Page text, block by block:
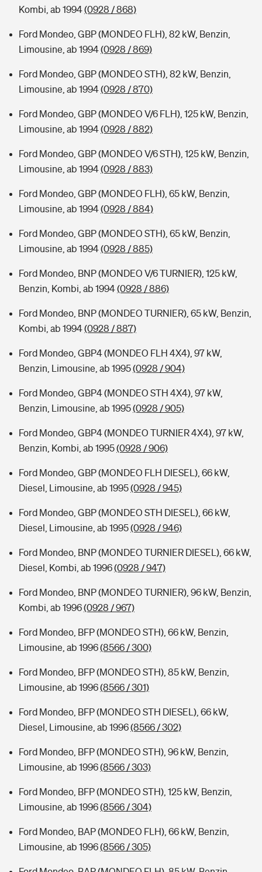
Kombi, ab 1994(0928 / 868)
Ford Mondeo, GBP (MONDEO FLH), 82 kW, Benzin,
Limousine, ab 1994(0928 / 869)
Ford Mondeo, GBP (MONDEO STH), 82 kW, Benzin,
Limousine, ab 1994(0928 / 870)
Ford Mondeo, GBP (MONDEO V/6 FLH), 125 kW, Benzin,
Limousine, ab 1994(0928 / 882)
Ford Mondeo, GBP (MONDEO V/6 STH), 125 kW, Benzin,
Limousine, ab 1994(0928 / 883)
Ford Mondeo, GBP (MONDEO FLH), 65 kW, Benzin,
Limousine, ab 1994(0928 / 884)
Ford Mondeo, GBP (MONDEO STH), 65 kW, Benzin,
Limousine, ab 1994(0928 / 885)
Ford Mondeo, BNP (MONDEO V/6 TURNIER), 125 kW,
Benzin, Kombi, ab 1994(0928 / 886)
Ford Mondeo, BNP (MONDEO TURNIER), 65 kW, Benzin,
Kombi, ab 1994(0928 / 887)
Ford Mondeo, GBP4 (MONDEO FLH 4X4), 97 kW,
Benzin, Limousine, ab 1995(0928 / 904)
Ford Mondeo, GBP4 (MONDEO STH 4X4), 97 kW,
Benzin, Limousine, ab 1995(0928 / 905)
Ford Mondeo, GBP4 (MONDEO TURNIER 4X4), 97 kW,
Benzin, Kombi, ab 1995(0928 / 906)
Ford Mondeo, GBP (MONDEO FLH DIESEL), 66 kW,
Diesel, Limousine, ab 1995(0928 / 945)
Ford Mondeo, GBP (MONDEO STH DIESEL), 66 kW,
Diesel, Limousine, ab 1995(0928 / 946)
Ford Mondeo, BNP (MONDEO TURNIER DIESEL), 66 kW,
Diesel, Kombi, ab 1996(0928 / 947)
Ford Mondeo, BNP (MONDEO TURNIER), 96 kW, Benzin,
Kombi, ab 1996(0928 / 967)
Ford Mondeo, BFP (MONDEO STH), 66 kW, Benzin,
Limousine, ab 1996(8566 / 300)
Ford Mondeo, BFP (MONDEO STH), 85 kW, Benzin,
Limousine, ab 1996(8566 / 301)
Ford Mondeo, BFP (MONDEO STH DIESEL), 66 kW,
Diesel, Limousine, ab 1996(8566 / 302)
Ford Mondeo, BFP (MONDEO STH), 96 kW, Benzin,
Limousine, ab 1996(8566 / 303)
Ford Mondeo, BFP (MONDEO STH), 125 kW, Benzin,
Limousine, ab 1996(8566 / 304)
Ford Mondeo, BAP (MONDEO FLH), 66 kW, Benzin,
Limousine, ab 1996(8566 / 305)